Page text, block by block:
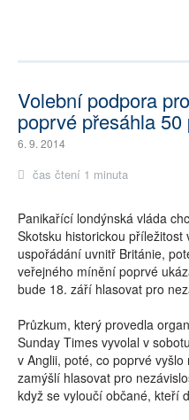
Volební podpora
poprvé přesáhla 50
6. 9. 2014
čas čtení 1 minuta
Panikařící londýnská vláda
Skotsku historickou
uspořádání uvnitř Británie,
veřejného mínění poprvé
bude 18. září hlasovat pro
Průzkum, který provedla
Sunday Times vyvolal v
v Anglii, poté, co poprvé
zamýšlí hlasovat pro
když se vyloučí občané, kteří